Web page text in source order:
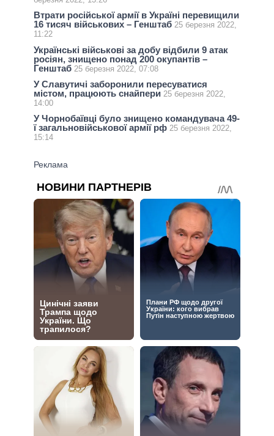
Втрати російської армії в Україні перевищили
16 тисяч військових – Генштаб 25 березня 2022,
11:22
Українські військові за добу відбили 9 атак
росіян, знищено понад 200 окупантів –
Генштаб 25 березня 2022, 07:08
У Славутичі заборонили пересуватися
містом, працюють снайпери 25 березня 2022,
14:00
У Чорнобаївці було знищено командувача 49-
ї загальновійськової армії рф 25 березня 2022,
15:14